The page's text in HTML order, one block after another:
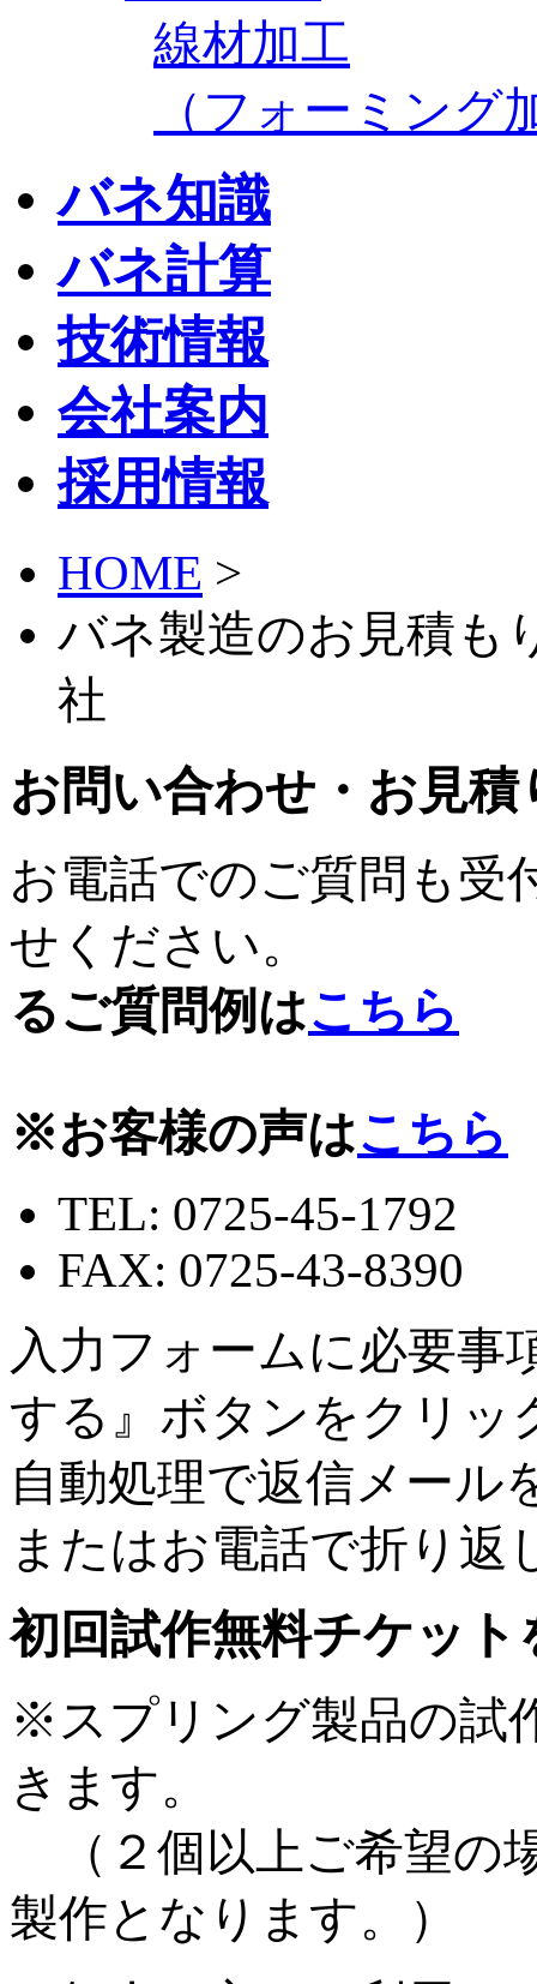
線材加工
（フォーミング
バネ知識
バネ計算
技術情報
会社案内
採用情報
HOME >
バネ製造のお見積も
社
お問い合わせ・お見積
お電話でのご質問も受
せください
るご質問例はこちら
※お客様の声はこちら
TEL: 0725-45-1792
FAX: 0725-43-8390
入力フォームに必要事
する』ボタンをクリッ
自動処理で返信メール
またはお電話で折り返
初回試作無料チケッ
※スプリング製品の試
きます。
（２個以上ご希望の
製作となります。）